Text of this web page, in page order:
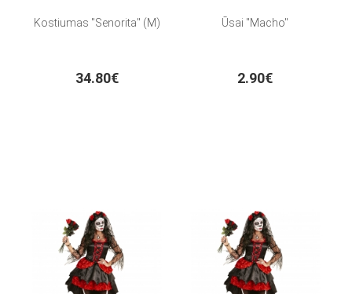
Kostiumas "Senorita" (M)
34.80€
Ūsai "Macho"
2.90€